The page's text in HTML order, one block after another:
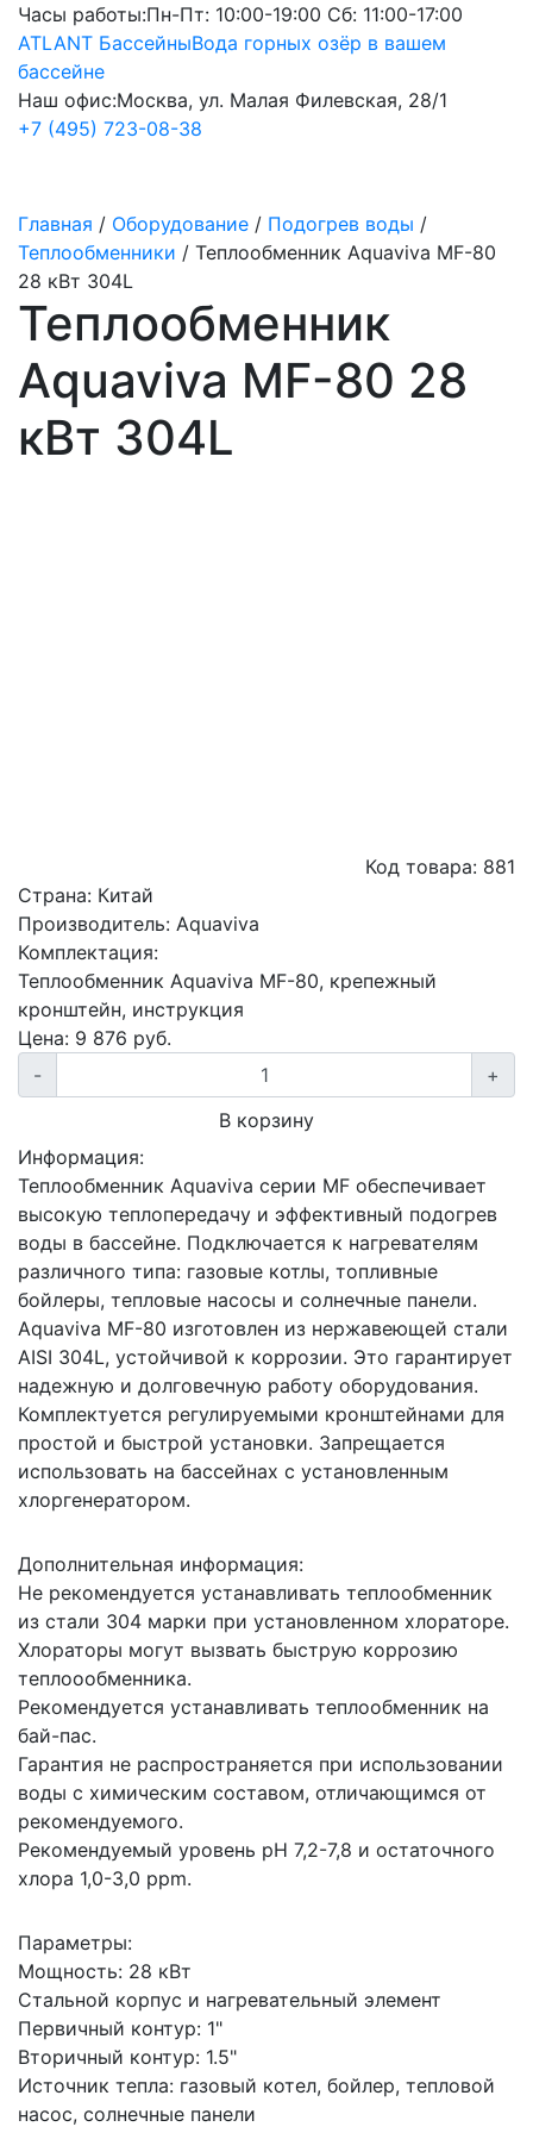
Часы работы:Пн-Пт: 10:00-19:00 Сб: 11:00-17:00
ATLANT БассейныВода горных озёр в вашем
бассейне
Наш офис:Москва, ул. Малая Филевская, 28/1
+7 (495) 723-08-38
Главная / Оборудование / Подогрев воды /
Теплообменники / Теплообменник Aquaviva MF-80
28 кВт 304L
Теплообменник
Aquaviva MF-80 28
кВт 304L
Код товара: 881
Страна: Китай
Производитель: Aquaviva
Комплектация:
Теплообменник Aquaviva MF-80, крепежный
кронштейн, инструкция
Цена: 9 876 руб.
-
+
В корзину
Информация:
Теплообменник Aquaviva серии MF обеспечивает
высокую теплопередачу и эффективный подогрев
воды в бассейне. Подключается к нагревателям
различного типа: газовые котлы, топливные
бойлеры, тепловые насосы и солнечные панели.
Aquaviva MF-80 изготовлен из нержавеющей стали
AISI 304L, устойчивой к коррозии. Это гарантирует
надежную и долговечную работу оборудования.
Комплектуется регулируемыми кронштейнами для
простой и быстрой установки. Запрещается
использовать на бассейнах с установленным
хлоргенератором.
Дополнительная информация:
Не рекомендуется устанавливать теплообменник
из стали 304 марки при установленном хлораторе.
Хлораторы могут вызвать быструю коррозию
теплоообменника.
Рекомендуется устанавливать теплообменник на
бай-пас.
Гарантия не распространяется при использовании
воды с химическим составом, отличающимся от
рекомендуемого.
Рекомендуемый уровень рН 7,2-7,8 и остаточного
хлора 1,0-3,0 ppm.
Параметры:
Мощность: 28 кВт
Стальной корпус и нагревательный элемент
Первичный контур: 1"
Вторичный контур: 1.5"
Источник тепла: газовый котел, бойлер, тепловой
насос, солнечные панели